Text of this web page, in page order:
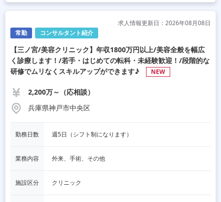
常勤 コンサルタント紹介
求人情報更新日：2026年08月08日
【三ノ宮/美容クリニック】年収1800万円以上/美容全般を幅広
く診療します！/若手・はじめての転科・未経験歓迎！/段階的な
研修でムリなくスキルアップができます♪
NEW
2,200万～（応相談）
兵庫県神戸市中央区
勤務日数 週5日（シフト制になります）
業務内容 外来、手術、その他
施設区分 クリニック